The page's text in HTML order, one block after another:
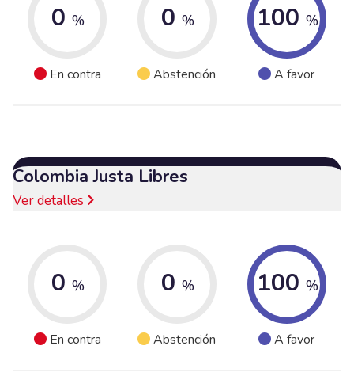
0 %
En contra
0 %
Abstención
100 %
A favor
Colombia Justa Libres
Ver detalles
0 %
En contra
0 %
Abstención
100 %
A favor